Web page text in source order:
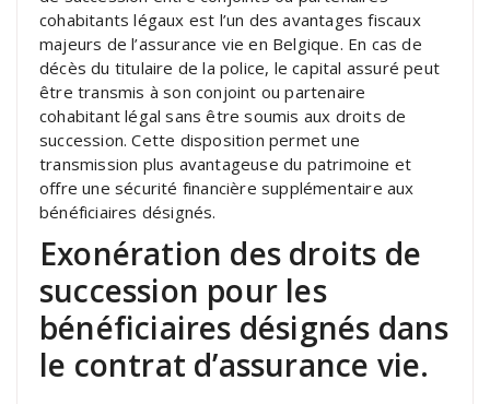
cohabitants légaux est l’un des avantages fiscaux
majeurs de l’assurance vie en Belgique. En cas de
décès du titulaire de la police, le capital assuré peut
être transmis à son conjoint ou partenaire
cohabitant légal sans être soumis aux droits de
succession. Cette disposition permet une
transmission plus avantageuse du patrimoine et
offre une sécurité financière supplémentaire aux
bénéficiaires désignés.
Exonération des droits de
succession pour les
bénéficiaires désignés dans
le contrat d’assurance vie.